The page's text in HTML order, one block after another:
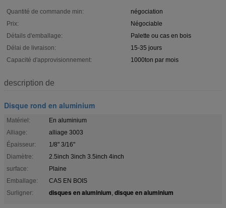
Quantité de commande min:
négociation
Prix:
Négociable
Détails d'emballage:
Palette ou cas en bois
Délai de livraison:
15-35 jours
Capacité d'approvisionnement:
1000ton par mois
description de
Disque rond en aluminium
Matériel:
En aluminium
Alliage:
alliage 3003
Épaisseur:
1/8" 3/16"
Diamètre:
2.5inch 3inch 3.5inch 4inch
surface:
Plaine
Emballage:
CAS EN BOIS
Surligner:
disques en aluminium, disque en aluminium